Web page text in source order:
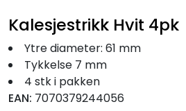
Kalesjestrikk Hvit 4pk
Ytre diameter: 61 mm
Tykkelse 7 mm
4 stk i pakken
EAN: 7070379244056
Nyheter